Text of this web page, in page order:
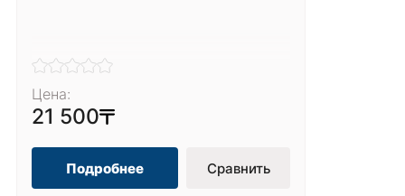
Цена:
21 500
Подробнее Сравнить